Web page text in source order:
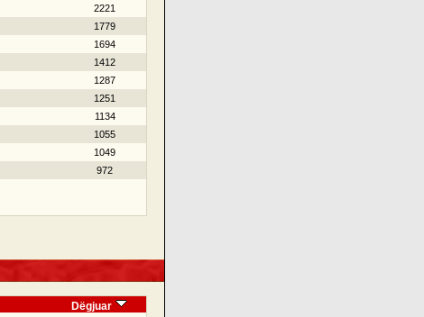
2221
1779
1694
1412
1287
1251
1134
1055
1049
972
Dëgjuar